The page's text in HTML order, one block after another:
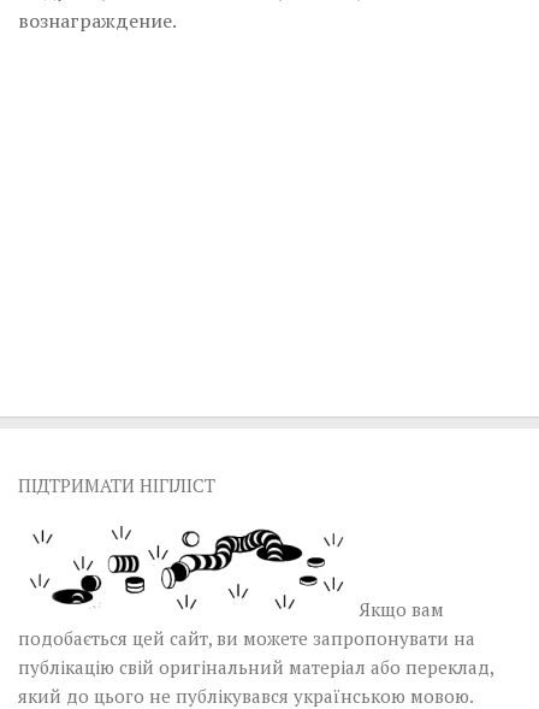
Візуальне
вознаграждение.
ПІДТРИМАТИ НІГІЛІСТ
Якщо вам
подобається цей сайт, ви можете запропонувати на
публікацію свій оригінальний матеріал або переклад,
який до цього не публікувався українською мовою.